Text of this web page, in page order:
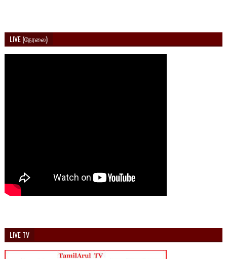
LIVE (நேரலை)
LIVE TV